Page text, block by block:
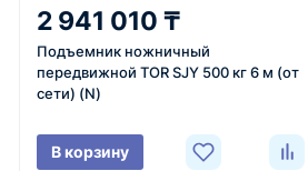
Менеджер связывается с
вами, уточняет
характеристики товара,
город доставки и условия
поставки.
товара и
2 941 010 ₸
Подъемник ножничный
передвижной TOR SJY 500 кг 6 м (от
сети) (N)
В корзину